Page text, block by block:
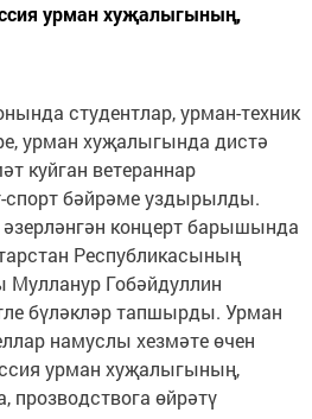
урман хуҗалыгының,
студентлар, урман-техник
урман хуҗалыгында дистә
куйган ветераннар
бәйрәме уздырылды.
әзерләнгән концерт барышында
Республикасының
Мулланур Гобәйдуллин
бүләкләр тапшырды. Урман
намуслы хезмәте өчен
урман хуҗалыгының,
прозводствога өйрәтү